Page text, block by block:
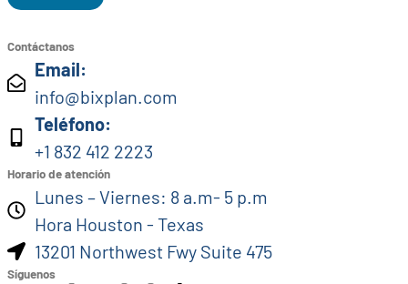
Contáctanos
Email:
info@bixplan.com
Teléfono:
+1 832 412 2223
Horario de atención
Lunes – Viernes: 8 a.m- 5 p.m
Hora Houston - Texas
13201 Northwest Fwy Suite 475
Síguenos